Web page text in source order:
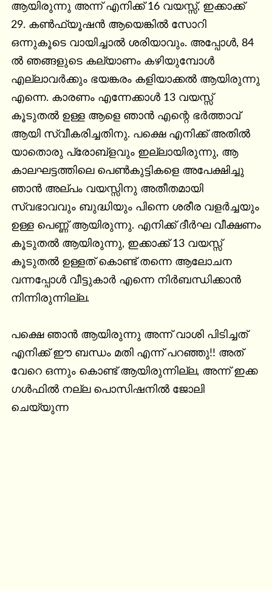
ആയിരുന്നു അന്ന് എനിക്ക് 16 വയസ്സ്, ഇക്കാക്ക്
29. കൺഫ്യൂഷൻ ആയെങ്കിൽ സോറി
ഒന്നുകൂടെ വായിച്ചാൽ ശരിയാവും. അപ്പോൾ, 84
ൽ ഞങ്ങളുടെ കല്യാണം കഴിയുമ്പോൾ
എല്ലാവർക്കും ഭയങ്കരം കളിയാക്കൽ ആയിരുന്നു
എന്നെ. കാരണം എന്നേക്കാൾ 13 വയസ്സ്
കൂടുതൽ ഉള്ള ആളെ ഞാൻ എന്റെ ഭർത്താവ്
ആയി സ്വീകരിച്ചതിനു. പക്ഷെ എനിക്ക് അതിൽ
യാതൊരു പ്രോബ്ളവും ഇല്ലായിരുന്നു, ആ
കാലഘട്ടത്തിലെ പെൺകുട്ടികളെ അപേക്ഷിച്ചു
ഞാൻ അല്പം വയസ്സിനു അതീതമായി
സ്വഭാവവും ബുദ്ധിയും പിന്നെ ശരീര വളർച്ചയും
ഉള്ള പെണ്ണ് ആയിരുന്നു. എനിക്ക് ദീർഘ വീക്ഷണം
കൂടുതൽ ആയിരുന്നു, ഇക്കാക്ക് 13 വയസ്സ്
കൂടുതൽ ഉള്ളത് കൊണ്ട് തന്നെ ആലോചന
വന്നപ്പോൾ വീട്ടുകാർ എന്നെ നിർബന്ധിക്കാൻ
നിന്നിരുന്നില്ല.
പക്ഷെ ഞാൻ ആയിരുന്നു അന്ന് വാശി പിടിച്ചത്
എനിക്ക് ഈ ബന്ധം മതി എന്ന് പറഞ്ഞു!! അത്
വേറെ ഒന്നും കൊണ്ട് ആയിരുന്നില്ല, അന്ന് ഇക്ക
ഗൾഫിൽ നല്ല പൊസിഷനിൽ ജോലി
ചെയ്യുന്ന